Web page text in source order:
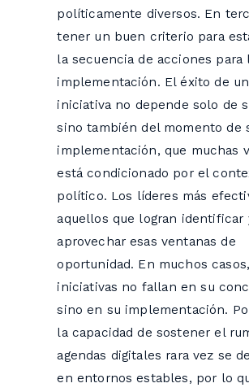
políticamente diversos. En
tener un buen criterio para
la secuencia de acciones para
implementación. El éxito de
iniciativa no depende solo de
sino también del momento de
implementación, que muchas
está condicionado por el
político. Los líderes más
aquellos que logran identificar
aprovechar esas ventanas de
oportunidad. En muchos
iniciativas no fallan en su
sino en su implementación.
la capacidad de sostener el
agendas digitales rara vez se
en entornos estables, por lo